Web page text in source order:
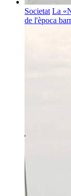
Societat La
de l'època